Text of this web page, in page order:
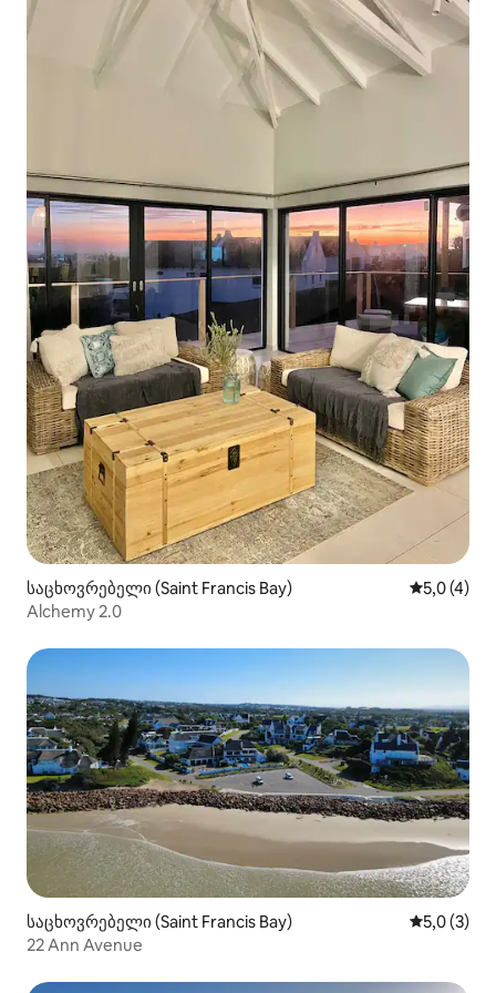
საცხოვრებელი (Saint Francis Bay) საშუალო
5,0 (4)
Alchemy 2.0
საცხოვრებელი (Saint Francis Bay) საშუალო
5,0 (3)
22 Ann Avenue